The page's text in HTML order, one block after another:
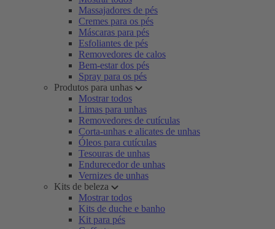
Massajadores de pés
Cremes para os pés
Máscaras para pés
Esfoliantes de pés
Removedores de calos
Bem-estar dos pés
Spray para os pés
Produtos para unhas
Mostrar todos
Limas para unhas
Removedores de cutículas
Corta-unhas e alicates de unhas
Óleos para cutículas
Tesouras de unhas
Endurecedor de unhas
Vernizes de unhas
Kits de beleza
Mostrar todos
Kits de duche e banho
Kit para pés